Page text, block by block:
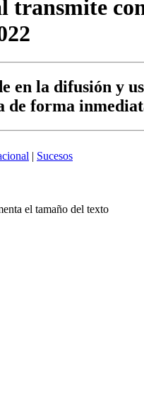
transmite
en la difusión y
de forma
| Sucesos